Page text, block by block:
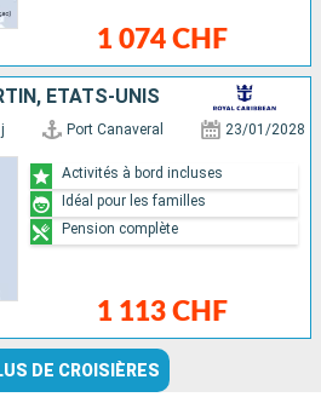
1 074 CHF
ÉTATS-UNIS
Port Canaveral 23/01/2028
1 113 CHF
Activités à bord incluses
Idéal pour les familles
Pension complète
DE CROISIÈRES